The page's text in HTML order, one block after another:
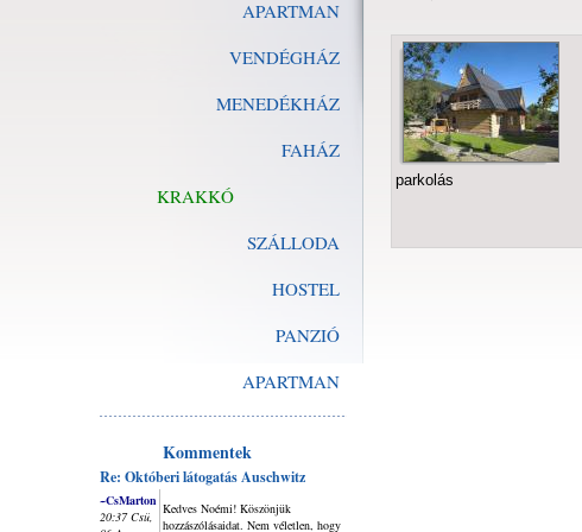
APARTMAN
VENDÉGHÁZ
MENEDÉKHÁZ
FAHÁZ
KRAKKÓ
SZÁLLODA
HOSTEL
PANZIÓ
APARTMAN
Kommentek
Re: Októberi látogatás Auschwitz
~CsMarton
20:37 Csü,
Kedves Noémi! Köszönjük
hozzászólásaidat. Nem véletlen, hogy
parkolás